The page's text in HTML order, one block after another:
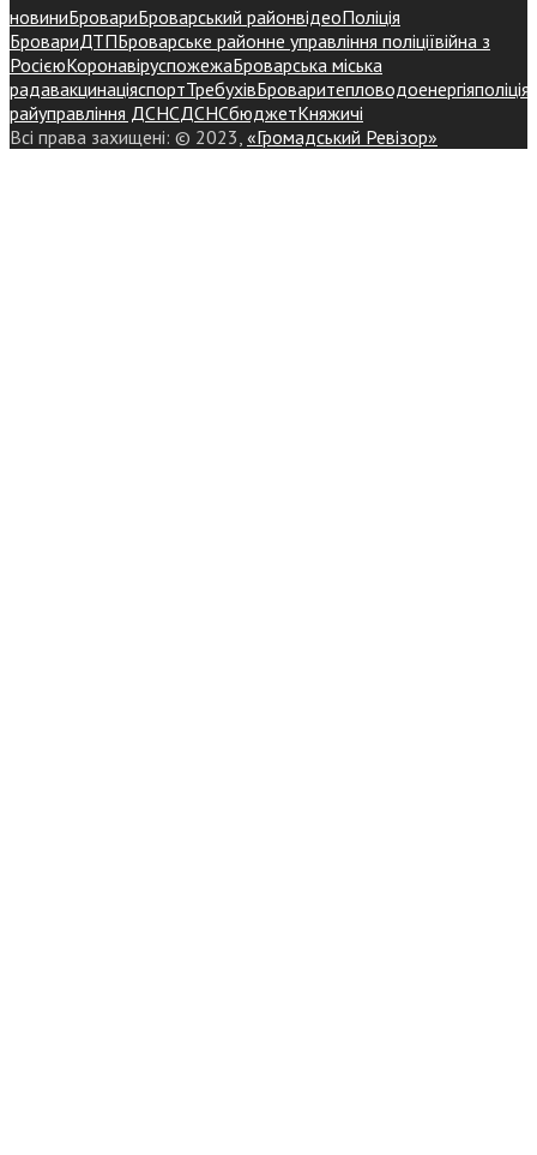
новиниБровариБроварський районвідеоПоліція
БровариДТПБроварське районне управління поліціївійна з
РосієюКоронавіруспожежаБроварська міська
радавакцинаціяспортТребухівБроваритепловодоенергіяполіція
райуправління ДСНСДСНСбюджетКняжичі
Всі права захищені: © 2023, «Громадський Ревізор»